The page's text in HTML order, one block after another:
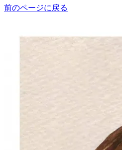
前のページに戻る